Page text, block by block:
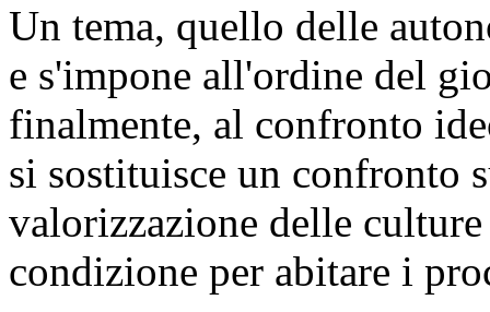
Un tema, quello delle
e s'impone all'ordine del
finalmente, al confronto
si sostituisce un confronto
valorizzazione delle
condizione per abitare i